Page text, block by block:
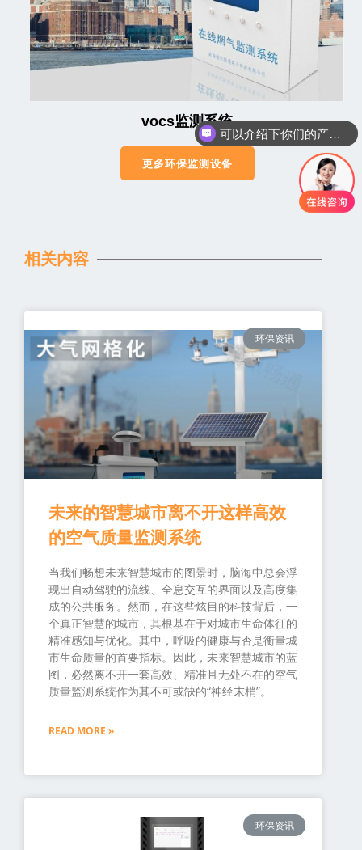
vocs监测系统
更多环保监测设备
相关内容
环保资讯
未来的智慧城市离不开这样高效
的空气质量监测系统
当我们畅想未来智慧城市的图景时，脑海中总会浮
现出自动驾驶的流线、全息交互的界面以及高度集
成的公共服务。然而，在这些炫目的科技背后，一
个真正智慧的城市，其根基在于对城市生命体征的
精准感知与优化。其中，呼吸的健康与否是衡量城
市生命质量的首要指标。因此，未来智慧城市的蓝
图，必然离不开一套高效、精准且无处不在的空气
质量监测系统作为其不可或缺的“神经末梢”。
READ MORE »
环保资讯
可以介绍下你们的产品么
你们是怎么收费的呢